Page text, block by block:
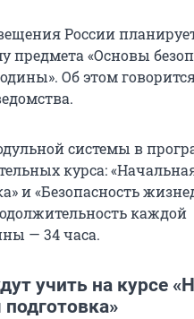
России
предмета «Основы
Об этом
системы в
курса:
и «Безопасность
каждой
— 34 часа.
учить на курсе
подготовка»